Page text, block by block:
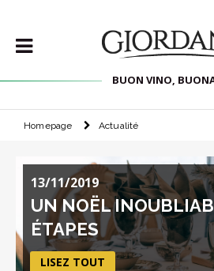
BUON VINO,
VINS
SPÉCIALITÉS
SÉLECTIONS
ACCESSOIRES
PROMOS
Homepage Actualité
13/11/2019
UN NOËL
ÉTAPES
LISEZ TOUT